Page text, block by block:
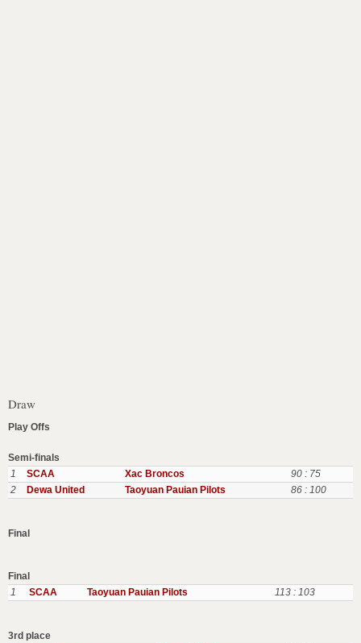
Draw
Play Offs
Semi-finals
1
SCAA Xac Broncos
90 : 75
2
Dewa United Taoyuan Pauian Pilots 86 : 100
Final
Final
1
SCAA Taoyuan Pauian Pilots 113 : 103
3rd place